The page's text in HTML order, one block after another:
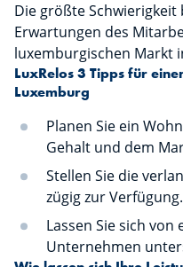
Die größte
Erwartungen des
luxemburgischen Markt
LuxRelos 3 Tipps für
Luxemburg
Planen Sie ein
Gehalt und dem
Stellen Sie die
zügig zur Verfügung.
Lassen Sie sich von
Unternehmen